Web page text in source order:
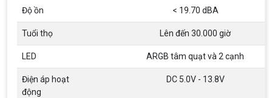
Độ ồn < 19.70 dBA
Tuổi thọ Lên đến 30.000 giờ
LED ARGB tâm quạt và 2 cạnh
Điện áp hoạt
động
DC 5.0V - 13.8V
1. Điều kiện trả góp Công dân Việt Nam, độ tuổi
20-60 (nam), 20-55 (nữ). Có CCCD/Thẻ Căn cước
chính chủ còn hiệu lực. Không có lịch sử nợ xấu
tại các tổ chức tín dụng.
NGUYỄN THẮNG 2026
Yêu cầu công việc Tốt nghiệp Cao đẳng , Đại học
chuyên ngành CNTT , QTKD hoặc các ngành liên